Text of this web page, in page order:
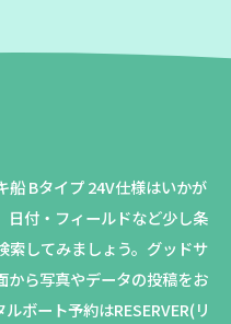
船 Bタイプ 24V仕様はいかが
日付・フィールドなど少し条
してみましょう。 グッドサ
から写真やデータの投稿をお
ボート予約はRESERVER(リ